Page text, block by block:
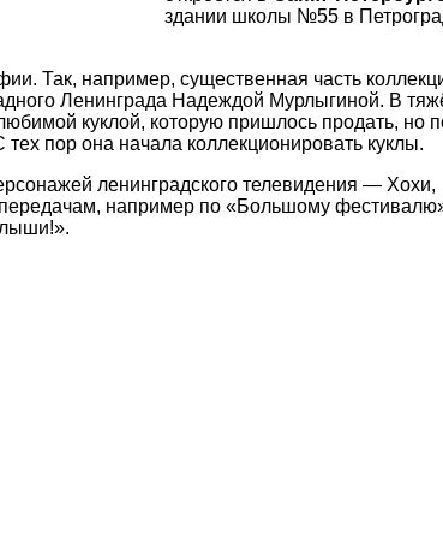
здании школы №55 в
Так, например, существенная часть
Ленинграда Надеждой Мурлыгиной. В
куклой, которую пришлось продать, но
пор она начала коллекционировать куклы.
ленинградского телевидения — Хохи,
например по «Большому